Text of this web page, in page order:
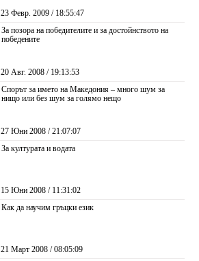
23 Февр. 2009 / 18:55:47
За позора на победителите и за достойнството на
победените
20 Авг. 2008 / 19:13:53
Спорът за името на Македония – много шум за
нищо или без шум за голямо нещо
27 Юни 2008 / 21:07:07
За културата и водата
15 Юни 2008 / 11:31:02
Как да научим гръцки език
21 Март 2008 / 08:05:09